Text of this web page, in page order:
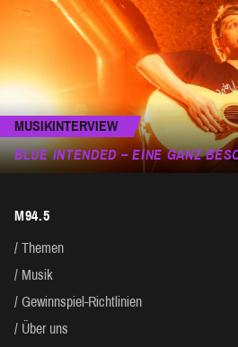
MUSIKINTERVIEW
BLUE INTENDED – EINE GANZ
M94.5
Themen
Musik
Gewinnspiel-Richtlinien
Über uns